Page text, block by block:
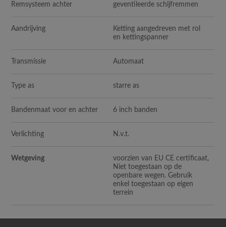
Remsysteem achter geventileerde schijfremmen
Aandrijving
Ketting aangedreven met rol
en kettingspanner
Transmissie Automaat
Type as starre as
Bandenmaat voor en achter 6 inch banden
Verlichting N.v.t.
Wetgeving
voorzien van EU CE certificaat,
Niet toegestaan op de
openbare wegen. Gebruik
enkel toegestaan op eigen
terrein